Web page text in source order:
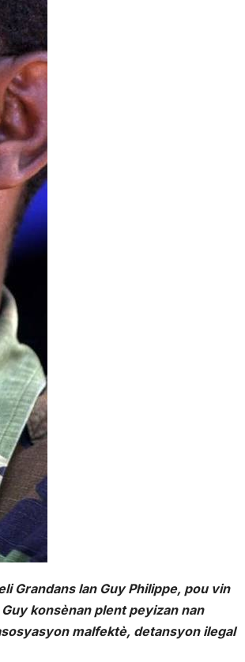
Grandans lan Guy Philippe, pou vin
konsènan plent peyizan nan
malfektè, detansyon ilegal